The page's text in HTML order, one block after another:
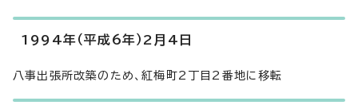
1994年（平成6年）2月4日
八事出張所改築のため、紅梅町2丁目2番地に移転